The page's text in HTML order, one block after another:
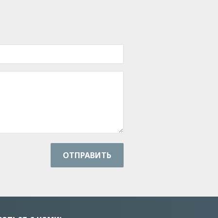
ОТПРАВИТЬ